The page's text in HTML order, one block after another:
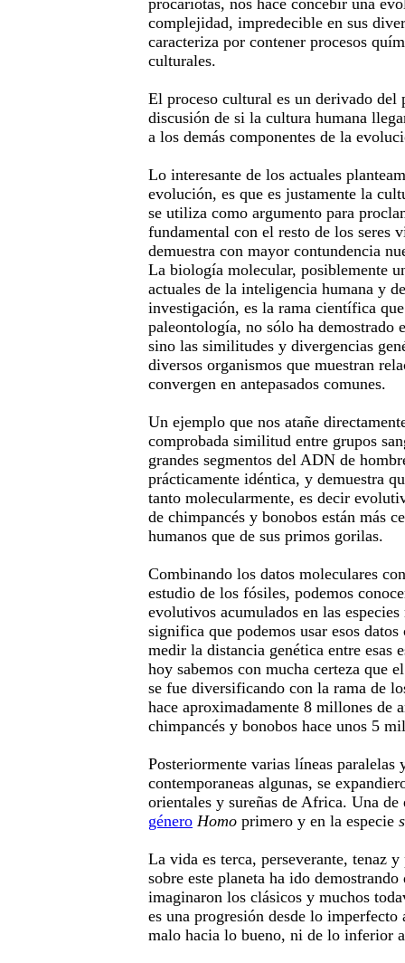
procariotas, nos hace concebir una
complejidad, impredecible en sus
caracteriza por contener procesos
culturales.
El proceso cultural es un derivado del
discusión de si la cultura humana
a los demás componentes de la
Lo interesante de los actuales
evolución, es que es justamente la
se utiliza como argumento para
fundamental con el resto de los seres
demuestra con mayor contundencia
La biología molecular, posiblemente
actuales de la inteligencia humana y
investigación, es la rama científica
paleontología, no sólo ha demostrado
sino las similitudes y divergencias
diversos organismos que muestran
convergen en antepasados comunes.
Un ejemplo que nos atañe
comprobada similitud entre grupos
grandes segmentos del ADN de
prácticamente idéntica, y demuestra
tanto molecularmente, es decir
de chimpancés y bonobos están más
humanos que de sus primos gorilas.
Combinando los datos moleculares
estudio de los fósiles, podemos
evolutivos acumulados en las
significa que podemos usar esos
medir la distancia genética entre esas
hoy sabemos con mucha certeza que
se fue diversificando con la rama de
hace aproximadamente 8 millones de
chimpancés y bonobos hace unos 5
Posteriormente varias líneas paralelas
contemporaneas algunas, se
orientales y sureñas de Africa. Una de
género Homo primero y en la especie
La vida es terca, perseverante, tenaz
sobre este planeta ha ido
imaginaron los clásicos y muchos
es una progresión desde lo
malo hacia lo bueno, ni de lo inferior